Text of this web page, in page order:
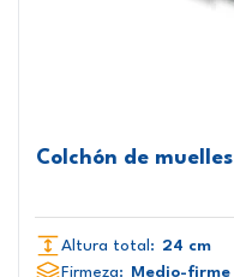
Colchón de
Altura total: 24 cm
Firmeza:
Medio-firme